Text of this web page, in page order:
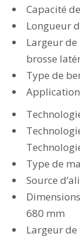
Capacité
Longueur
Largeur de
brosse
Type de
Type de
Source
680 mm
Largeur de